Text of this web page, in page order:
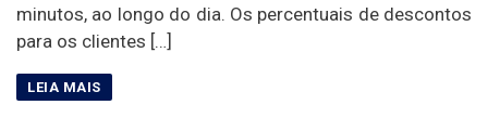
minutos, ao longo do dia. Os percentuais de descontos
para os clientes […]